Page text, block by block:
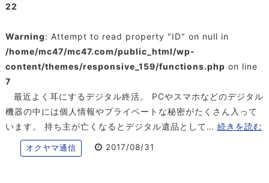
22
Warning: Attempt to read property "ID" on null in
/home/mc47/mc47.com/public_html/wp-
content/themes/responsive_159/functions.php on line
7
最近よく耳にするデジタル終活。 PCやスマホなどのデジタル
機器の中には個人情報やプライベートな秘密がたくさん入って
います。 持ち主が亡くなるとデジタル遺品として… 続きを読む
オクヤマ通信 2017/08/31